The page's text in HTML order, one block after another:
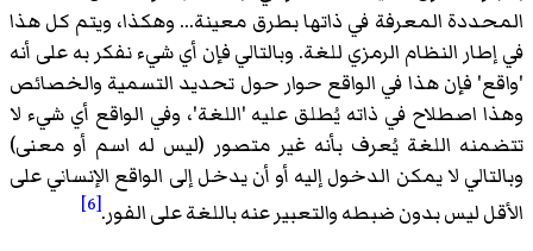
المحددة المعرفة في ذاتها بطرق معينة... وهكذا، ويتم كل هذا
في إطار النظام الرمزي للغة. وبالتالي فإن أي شيء نفكر به على أنه
'واقع' فإن هذا في الواقع حوار حول تحديد التسمية والخصائص
وهذا اصطلاح في ذاته يُطلق عليه 'اللغة'، وفي الواقع أي شيء لا
تتضمنه اللغة يُعرف بأنه غير متصور (ليس له اسم أو معنى)
وبالتالي لا يمكن الدخول إليه أو أن يدخل إلى الواقع الإنساني على
الأقل ليس بدون ضبطه والتعبير عنه باللغة على الفور.[6]